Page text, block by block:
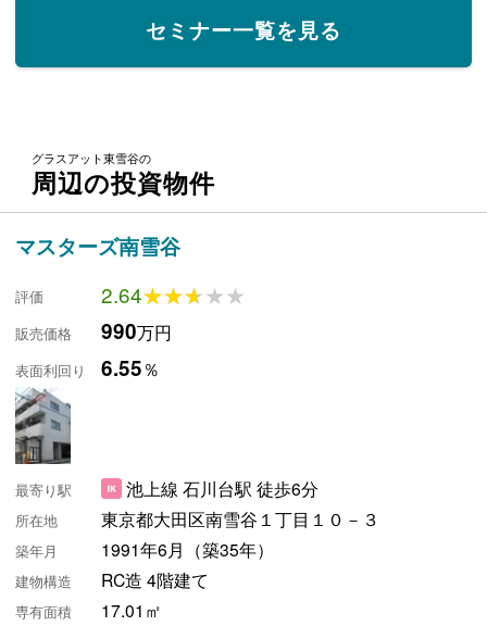
セミナー一覧を見る
グラスアット東雪谷の
周辺の投資物件
マスターズ南雪谷
評価 2.64★★★★★
★★★★★
販売価格 990万円
表面利回り 6.55％
最寄り駅 池上線 石川台駅 徒歩6分
所在地 東京都大田区南雪谷１丁目１０－３
築年月 1991年6月（築35年）
建物構造 RC造 4階建て
専有面積 17.01㎡